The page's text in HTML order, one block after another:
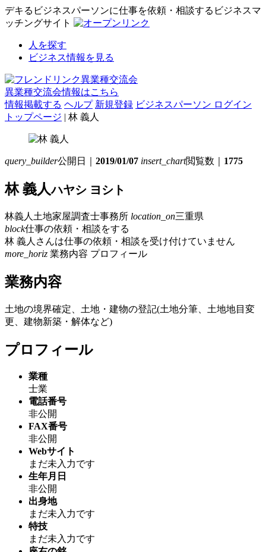
デキるビジネスパーソンに仕事を依頼・相談するビジネスマ
ッチングサイト
人を探す
ビジネス情報を見る
異業種交流会情報はこちら
情報掲載する ヘルプ 新規登録 ビジネスパーソン ログイン
トップページ | 林 義人
query_builder公開日｜ 2019/01/07 insert_chart閲覧数｜ 1775
林 義人ハヤシ ヨシト
林義人土地家屋調査士事務所 location_on三重県
block仕事の依頼・相談をする
林 義人さんは仕事の依頼・相談を受け付けていません
more_horiz 業務内容 プロフィール
業務内容
土地の境界確定、土地・建物の登記(土地分筆、土地地目変
更、建物新築・解体など)
プロフィール
業種
士業
電話番号
非公開
FAX番号
非公開
Webサイト
まだ未入力です
生年月日
非公開
出身地
まだ未入力です
特技
まだ未入力です